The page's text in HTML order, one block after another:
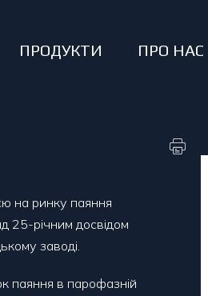
ПРОДУКТИ ПРО НАС
на ринку паяння
25-річним досвідом
заводі.
паяння в парофазній